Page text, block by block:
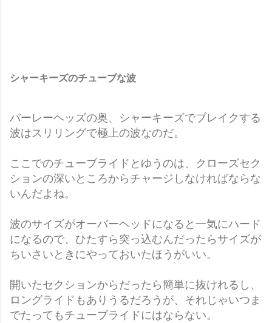
シャーキーズのチューブな波
バーレーヘッズの奥、シャーキーズでブレイクする
波はスリリングで極上の波なのだ。
ここでのチューブライドとゆうのは、クローズセク
ションの深いところからチャージしなければならな
いんだよね。
波のサイズがオーバーヘッドになると一気にハード
になるので、ひたすら突っ込むんだったらサイズが
ちいさいときにやっておいたほうがいい。
開いたセクションからだったら簡単に抜けれるし、
ロングライドもありうるだろうが、それじゃいつま
でたってもチューブライドにはならない。